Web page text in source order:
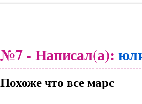
№7 - Написал(а):
Похоже что все марс